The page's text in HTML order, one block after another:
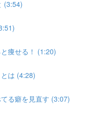
(3:54)
痩せる！ (1:20)
は (4:28)
る癖を見直す (3:07)